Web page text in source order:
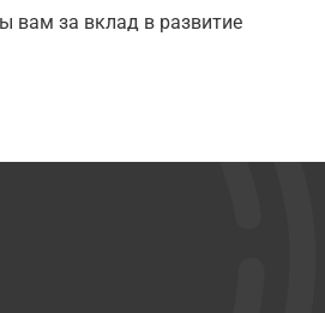
вам за вклад в развитие